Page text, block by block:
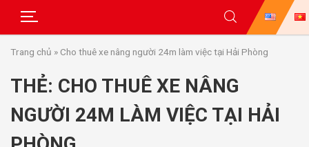
Trang chủ » Cho thuê xe nâng người 24m làm việc tại Hải Phòng
THẺ: CHO THUÊ XE NÂNG
NGƯỜI 24M LÀM VIỆC TẠI HẢI